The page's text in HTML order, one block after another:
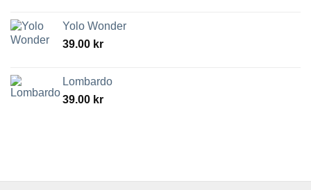
Yolo Wonder
39.00 kr
Lombardo
39.00 kr